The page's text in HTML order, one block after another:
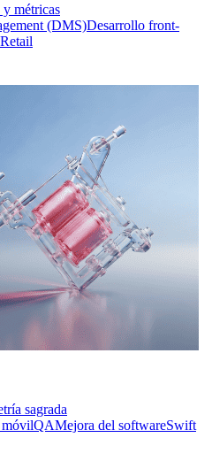
métricas
(DMS)Desarrollo front-
sagrada
QAMejora del softwareSwift